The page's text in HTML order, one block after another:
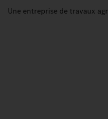
Une entreprise de travaux